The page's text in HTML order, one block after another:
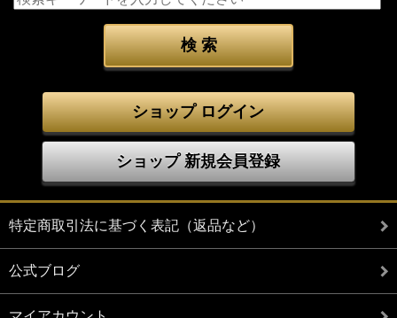
ショップ ログイン
ショップ 新規会員登録
特定商取引法に基づく表記（返品など）
公式ブログ